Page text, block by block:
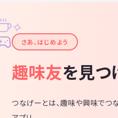
✦
✧
さあ、はじめよう
趣味友を見つ
つなげーとは、趣味や興味でつ